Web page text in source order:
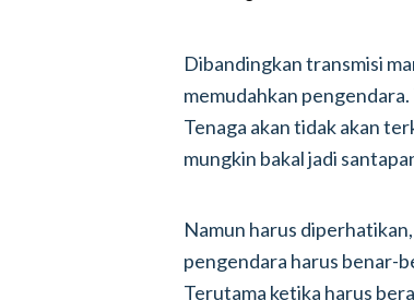
Dibandingkan transmisi
memudahkan
Tenaga akan tidak akan
mungkin bakal jadi
Namun harus
pengendara harus benar-
Terutama ketika harus